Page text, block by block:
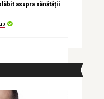
asupra sănătății